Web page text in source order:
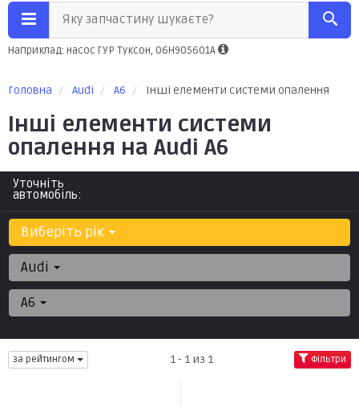
Яку запчастину шукаєте?
Наприклад: насос ГУР Туксон, 06H905601A
Головна Audi A6 Інші елементи системи опалення
Інші елементи системи
опалення на Audi A6
Уточніть
автомобіль:
Виберіть рік
Audi
A6
за рейтингом 1 - 1 из 1 Фільтри